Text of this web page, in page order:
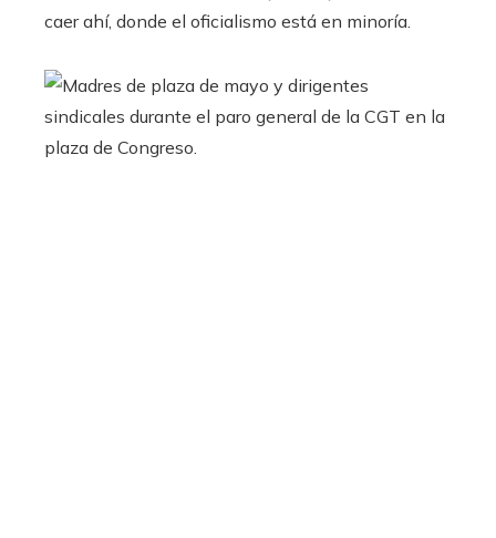
caer ahí, donde el oficialismo está en minoría.